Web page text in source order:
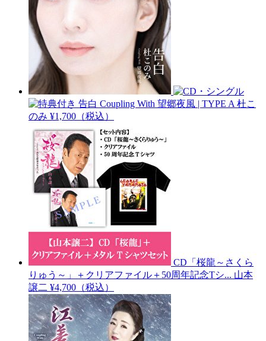
告白 Coupling With 望郷夜風 | TYPE A 杜こ
のみ ¥1,700（税込）
CD「桜龍～さくら
りゅう～」＋クリアファイル＋50周年記念Tシ... 山本
譲二 ¥4,700（税込）